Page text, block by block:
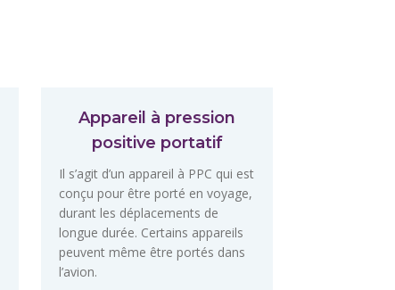
Appareil à pression
positive portatif
Il s’agit d’un appareil à PPC qui est
conçu pour être porté en voyage,
durant les déplacements de
longue durée. Certains appareils
peuvent même être portés dans
l’avion.